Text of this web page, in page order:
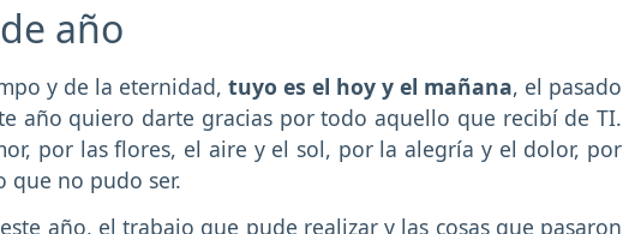
año
y de la eternidad, tuyo es el hoy y el mañana, el pasado
año quiero darte gracias por todo aquello que recibí de TI.
por las flores, el aire y el sol, por la alegría y el dolor, por
que no pudo ser.
año, el trabajo que pude realizar y las cosas que pasaron